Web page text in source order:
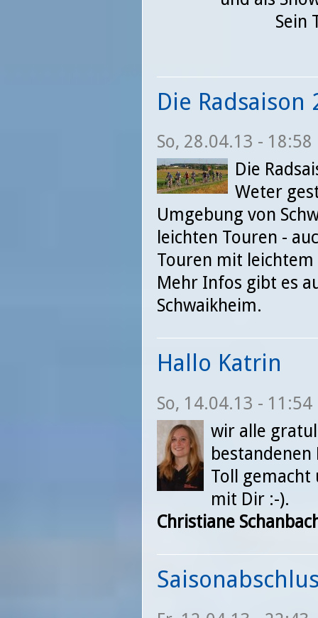
Sein
Die
So, 28.04.13 - 18:58
Die
Weter
Umgebung von
leichten Touren -
Touren mit
Mehr Infos gibt es
Schwaikheim.
Hallo Katrin
So, 14.04.13 - 11:54
wir alle
Toll gemacht
mit Dir :-).
Christiane